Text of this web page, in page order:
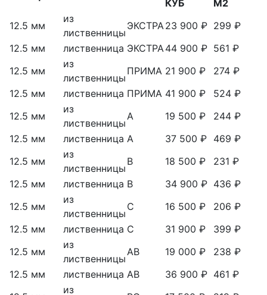
КУБ
М2
12.5 мм
из
лиственницы
ЭКСТРА23 900 ₽ 299 ₽
12.5 мм
лиственница ЭКСТРА44 900 ₽ 561 ₽
12.5 мм
из
лиственницы
ПРИМА 21 900 ₽
274 ₽
12.5 мм
лиственница ПРИМА 41 900 ₽
524 ₽
12.5 мм
из
лиственницы
А 19 500 ₽
244 ₽
12.5 мм
лиственница А 37 500 ₽ 469 ₽
12.5 мм
из
лиственницы
В 18 500 ₽
231 ₽
12.5 мм
лиственница В 34 900 ₽ 436 ₽
12.5 мм
из
лиственницы
С 16 500 ₽
206 ₽
12.5 мм
лиственница С 31 900 ₽
399 ₽
12.5 мм
из
лиственницы
АВ 19 000 ₽
238 ₽
12.5 мм
лиственница АВ 36 900 ₽ 461 ₽
из